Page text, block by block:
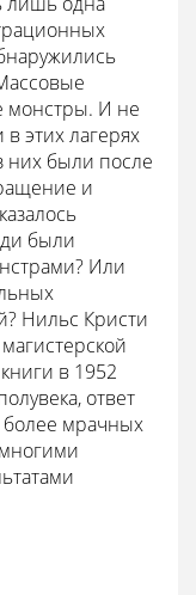
монстры. И не
этих лагерях
были после
и
были
Или
Нильс Кристи
в 1952
ответ
более мрачных